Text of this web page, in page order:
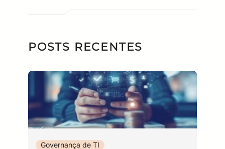
POSTS RECENTES
Governança de TI